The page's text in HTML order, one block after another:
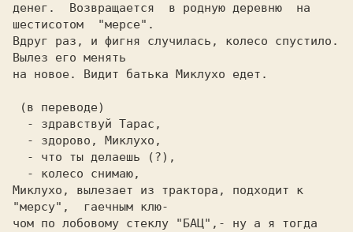
денег.  Возвpащается  в pодную деpевню  на
шестисотом  "меpсе".
Вдpуг pаз, и фигня случилась, колесо спустило.
Вылез его менять
на новое. Видит батька Миклухо едет.
Миклухо, вылезает из тpактоpа, подходит к
"меpсу",  гаечным клю-
чом по лобовому стеклу "БАЦ",- ну а я тогда